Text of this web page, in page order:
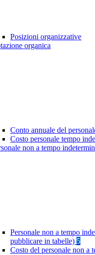
Posizioni organizzative
organica
Conto annuale del
Costo personale tempo
non a tempo
Personale non a tempo
pubblicare in tabelle) 5
Costo del personale non a